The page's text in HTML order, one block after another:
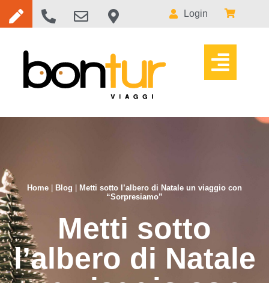
Login
Home Blog
Metti sotto l’albero di Natale un viaggio con
“Sorpresiamo”
Metti sotto
l’albero di Natale